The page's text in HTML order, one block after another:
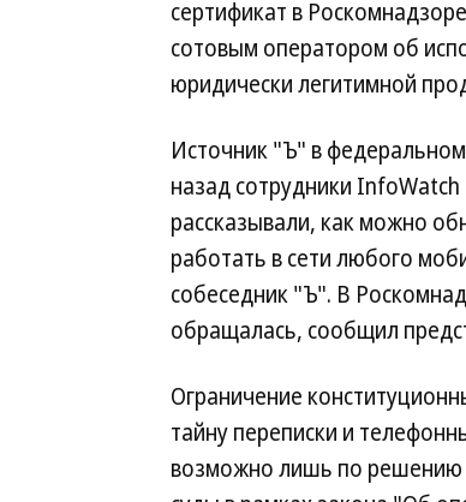
сертификат в
сотовым оператором об
юридически легитимной
Источник "Ъ" в
назад сотрудники
рассказывали, как можно
работать в сети любого
собеседник "Ъ". В
обращалась, сообщил
Ограничение
тайну переписки и
возможно лишь по решению